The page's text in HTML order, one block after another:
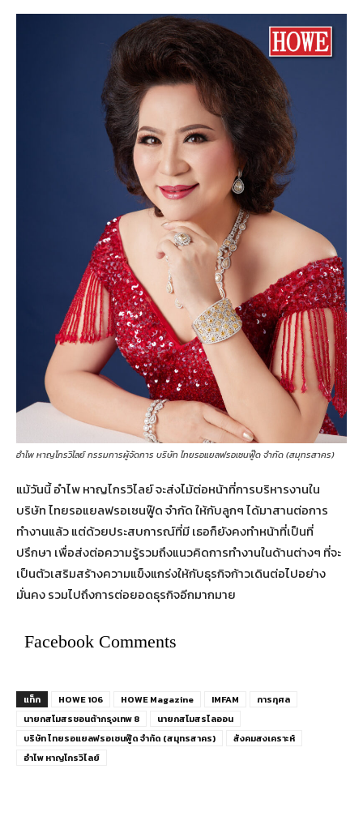
อำไพ หาญโกรวิไลย์ กรรมการผู้จัดการ บริษัท ไทยรอแยลฟรอเซนฟู๊ด จำกัด (สมุทรสาคร)
แม้วันนี้ อำไพ หาญไกรวิไลย์ จะส่งไม้ต่อหน้าที่การบริหารงานใน
บริษัท ไทยรอแยลฟรอเซนฟู๊ด จำกัด ให้กับลูกๆ ได้มาสานต่อการ
ทำงานแล้ว แต่ด้วยประสบการณ์ที่มี เธอก็ยังคงทำหน้าที่เป็นที่
ปรึกษา เพื่อส่งต่อความรู้รวมถึงแนวคิดการทำงานในด้านต่างๆ ที่จะ
เป็นตัวเสริมสร้างความแข็งแกร่งให้กับธุรกิจก้าวเดินต่อไปอย่าง
มั่นคง รวมไปถึงการต่อยอดธุรกิจอีกมากมาย
Facebook Comments
แท็ก HOWE 106 HOWE Magazine IMFAM
การกุศล
นายกสโมสรชอนต้ากรุงเทพ 8
นายกสโมสรไลออน
บริษัท ไทยรอแยลฟรอเซนฟู๊ด จำกัด (สมุทรสาคร)
สังคมสงเคราะห์
อำไพ หาญโกรวิไลย์